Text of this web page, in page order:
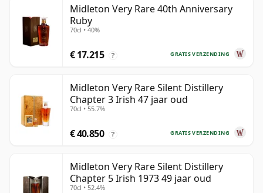
Midleton Very Rare 40th Anniversary
Ruby
70cl • 40%
GRATIS VERZENDING
€ 17.215 ?
Midleton Very Rare Silent Distillery
Chapter 3 Irish 47 jaar oud
70cl • 55.7%
GRATIS VERZENDING
€ 40.850 ?
Midleton Very Rare Silent Distillery
Chapter 5 Irish 1973 49 jaar oud
70cl • 52.4%